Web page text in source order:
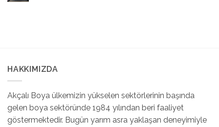
HAKKIMIZDA
Akçalı Boya ülkemizin yükselen sektörlerinin başında
gelen boya sektöründe 1984 yılından beri faaliyet
göstermektedir. Bugün yarım asra yaklaşan deneyimiyle